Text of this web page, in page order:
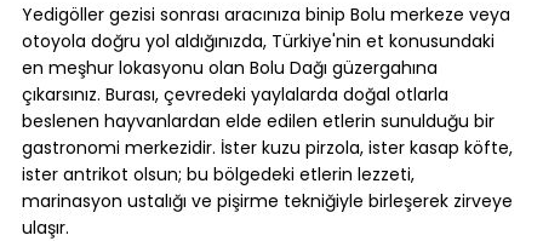
Yedigöller gezisi sonrası aracınıza binip Bolu merkeze veya
otoyola doğru yol aldığınızda, Türkiye'nin et konusundaki
en meşhur lokasyonu olan Bolu Dağı güzergahına
çıkarsınız. Burası, çevredeki yaylalarda doğal otlarla
beslenen hayvanlardan elde edilen etlerin sunulduğu bir
gastronomi merkezidir. İster kuzu pirzola, ister kasap köfte,
ister antrikot olsun; bu bölgedeki etlerin lezzeti,
marinasyon ustalığı ve pişirme tekniğiyle birleşerek zirveye
ulaşır.